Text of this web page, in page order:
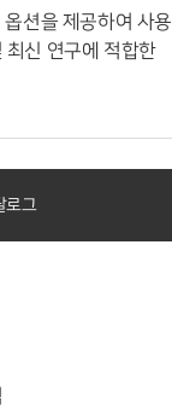
션을 제공하여 사용
최신 연구에 적합한
로그